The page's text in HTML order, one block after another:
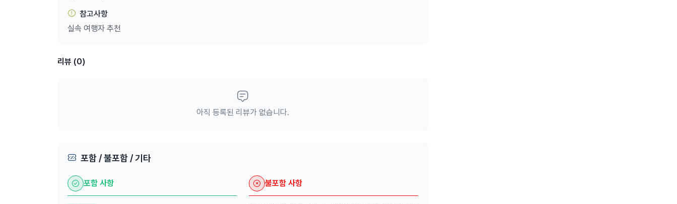
페이지! 훈훈한 비화와 함께 감상하는 오페라하우스, 하버브릿지, 시드니타워 뷰는 더 특별할지도?!
🏨 숙소 하차
사랑스러운 코알라 옹동이 만지고 사진도 찍고, 캥거루를 비롯한 여러 호주 토종 동물을 만나는 특별한 시간! 먹
며 와이너리 체험에 깊이를 더해보세요. 성인 식사로는 시그니처 현지식 버거, 키즈밀로는 화덕 피자가 제공됩니
다.
*와인 시음은 18세 성인에 한해 제공됩니다.
*메뉴는 공급사 사정에 따라 변동될 수 있습니다. (유아식사 제공 없음)
참고사항
실속 여행자 추천
리뷰 (0)
아직 등록된 리뷰가 없습니다.
포함 / 불포함 / 기타
포함 사항 불포함 사항